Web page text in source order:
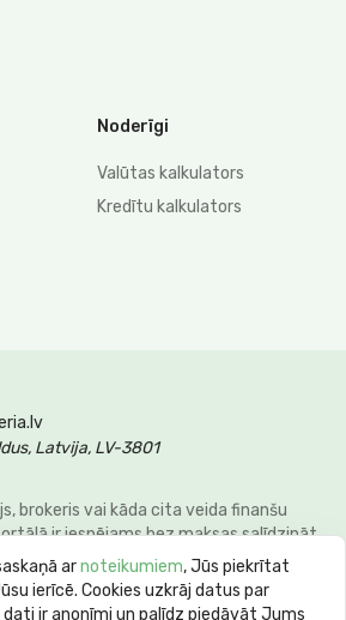
Noderīgi
Valūtas kalkulators
Kredītu kalkulators
Latvija, LV-3801
brokeris vai kāda cita veida finanšu
ir iespējams bez maksas salīdzināt
veidus, lai klienti varētu ietaupīt savu
info@comperia.lv. Reprezentatīvs
€ uz 60 mēnešiem, mēneša
arnoteikumiem, Jūs piekrītat
ierīcē. Cookies uzkrāj datus par
ir anonīmi un palīdz piedāvāt Jums